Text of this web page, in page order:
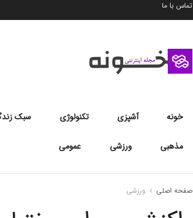
تماس با ما
خونه آشپزی تکنولوژی سبک
مذهبی ورزشی عمومی
صفحه اصلی ورزشی